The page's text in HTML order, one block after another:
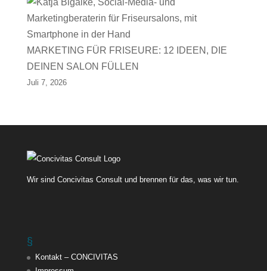
MARKETING FÜR FRISEURE: 12 IDEEN, DIE
DEINEN SALON FÜLLEN
Juli 7, 2026
Wir sind Concivitas Consult und brennen für das, was wir tun.
§
Kontakt – CONCIVITAS